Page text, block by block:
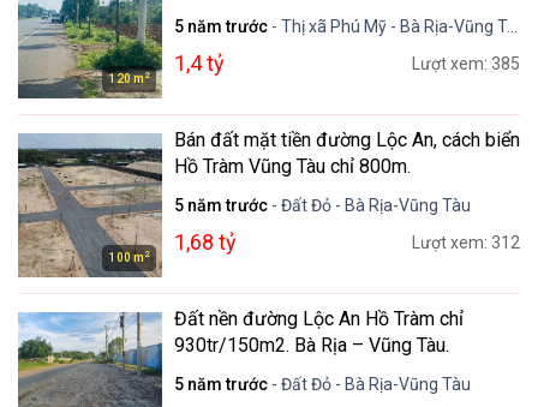
120 m2
5 năm trước - Thị xã Phú Mỹ - Bà Rịa-Vũng Tàu
1,4 tỷ Lượt xem: 385
100 m 2
Bán đất mặt tiền đường Lộc An, cách biển
Hồ Tràm Vũng Tàu chỉ 800m.
5 năm trước - Đất Đỏ - Bà Rịa-Vũng Tàu
1,68 tỷ Lượt xem: 312
Đất nền đường Lộc An Hồ Tràm chỉ
930tr/150m2. Bà Rịa – Vũng Tàu.
5 năm trước - Đất Đỏ - Bà Rịa-Vũng Tàu